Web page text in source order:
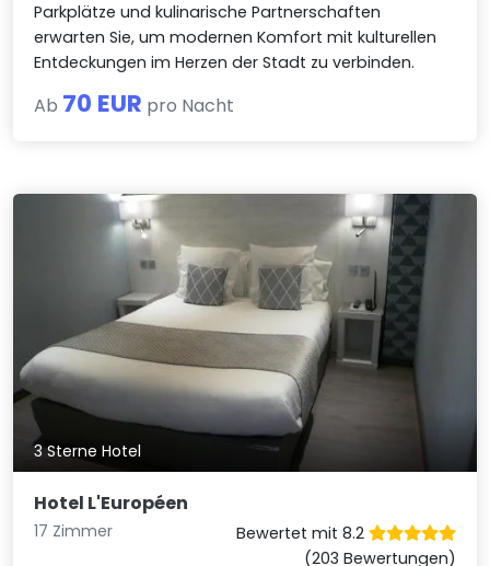
Parkplätze und kulinarische Partnerschaften
erwarten Sie, um modernen Komfort mit kulturellen
Entdeckungen im Herzen der Stadt zu verbinden.
Ab 70 EUR pro Nacht
3 Sterne Hotel
Hotel L'Européen
17 Zimmer
Bewertet mit 8.2
(203 Bewertungen)